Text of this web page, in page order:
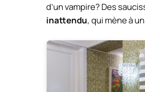
d’un vampire? Des
inattendu, qui mène à